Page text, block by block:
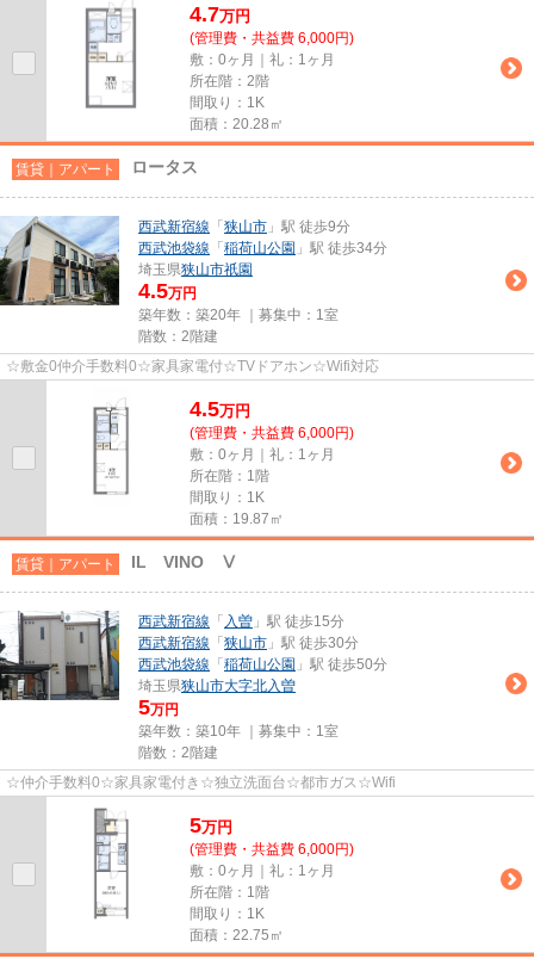
4.7万円
(管理費・共益費 6,000円)
敷：0ヶ月｜礼：1ヶ月
所在階：2階
間取り：1K
面積：20.28㎡
賃貸｜アパート ロータス
西武新宿線 「 狭山市 」駅 徒歩9分
西武池袋線 「 稲荷山公園 」駅 徒歩34分
埼玉県狭山市祇園
4.5万円
築年数：築20年 ｜募集中： 1室
階数：2階建
☆敷金0仲介手数料0☆家具家電付☆TVドアホン☆Wifi対応
4.5万円
(管理費・共益費 6,000円)
敷：0ヶ月｜礼：1ヶ月
所在階：1階
間取り：1K
面積：19.87㎡
賃貸｜アパート IL VINO Ⅴ
西武新宿線 「 入曽 」駅 徒歩15分
西武新宿線 「 狭山市 」駅 徒歩30分
西武池袋線 「 稲荷山公園 」駅 徒歩50分
埼玉県狭山市大字北入曽
5万円
築年数：築10年 ｜募集中： 1室
階数：2階建
☆仲介手数料0☆家具家電付き☆独立洗面台☆都市ガス☆Wifi
5万円
(管理費・共益費 6,000円)
敷：0ヶ月｜礼：1ヶ月
所在階：1階
間取り：1K
面積：22.75㎡